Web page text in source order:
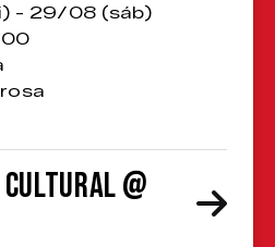
- 29/08 (sáb)
cultural @